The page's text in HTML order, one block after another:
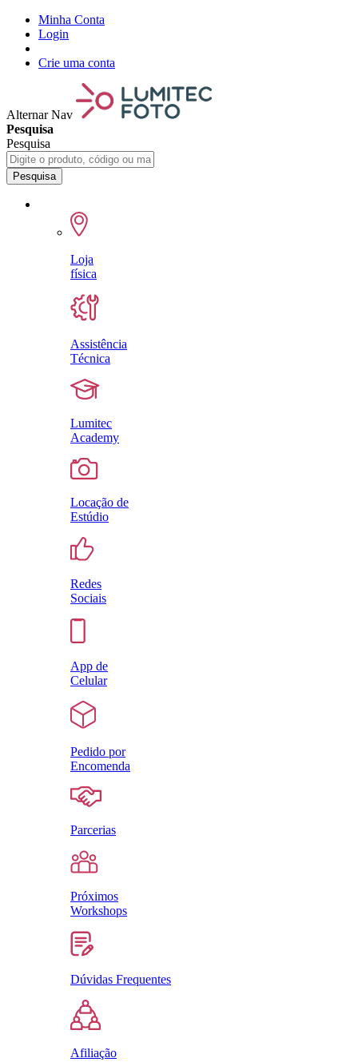
Minha Conta
Login
Crie uma conta
Alternar Nav
Pesquisa
Pesquisa
Pesquisa
Loja
física
Assistência
Técnica
Lumitec
Academy
Locação de
Estúdio
Redes
Sociais
App de
Celular
Pedido por
Encomenda
Parcerias
Próximos
Workshops
Dúvidas Frequentes
Afiliação